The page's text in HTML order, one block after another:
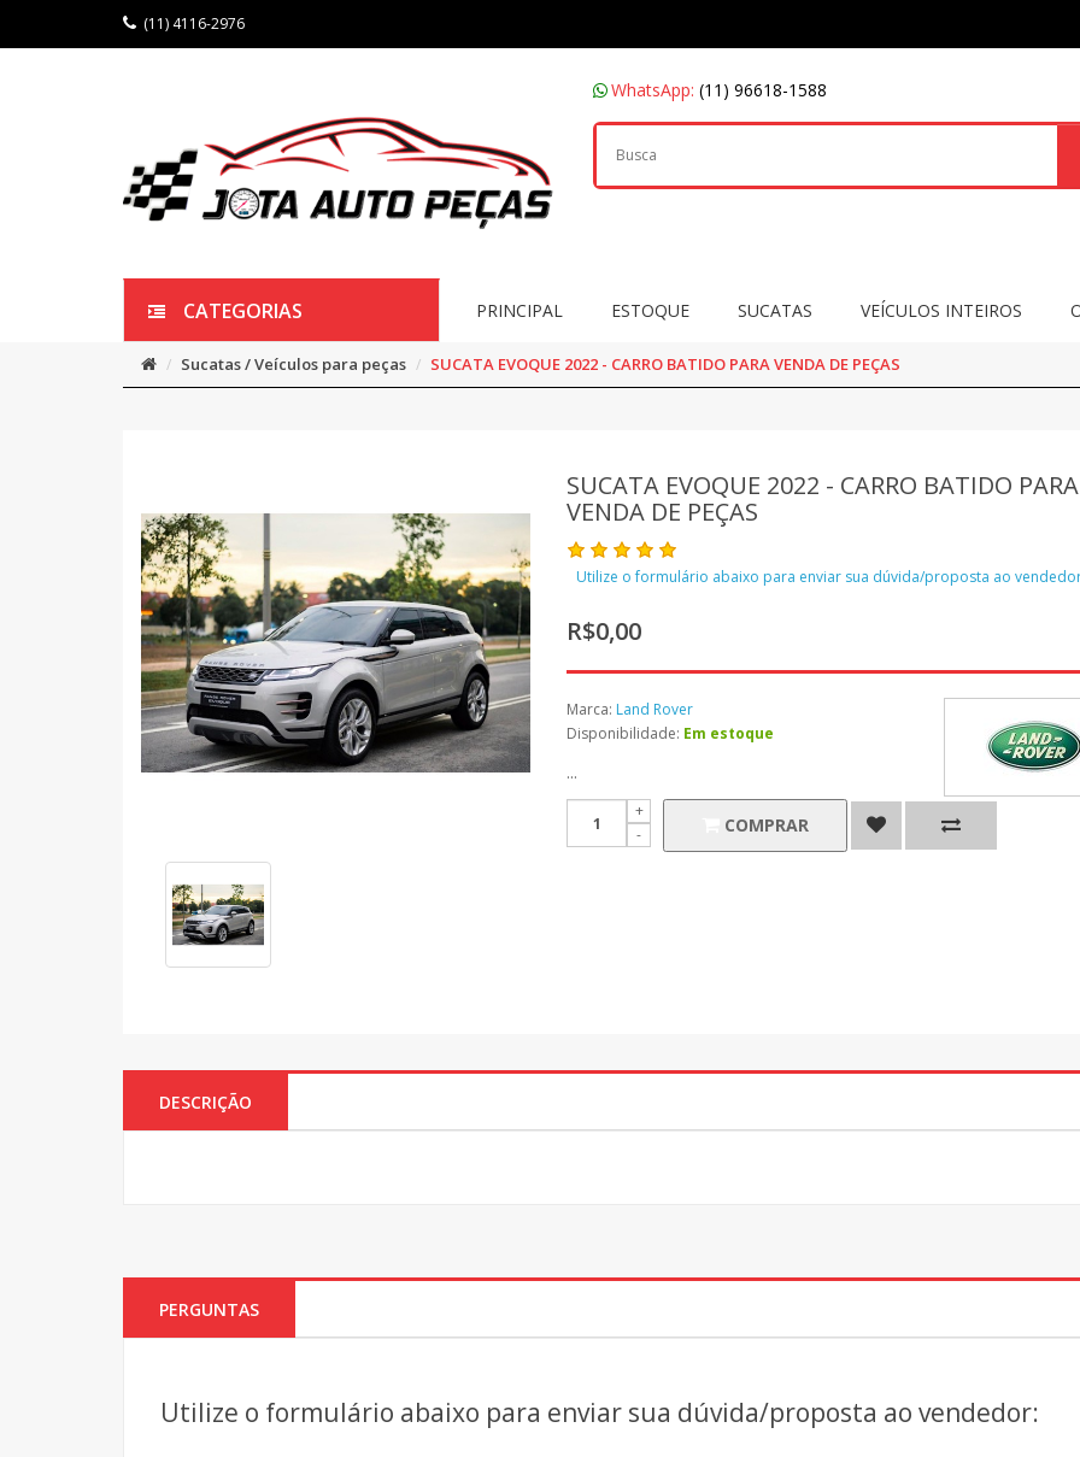
(11) 4116-2976
WhatsApp: (11) 96618-1588
CATEGORIAS PRINCIPAL ESTOQUE SUCATAS VEÍCULOS INTEIROS
Sucatas / Veículos para peças SUCATA EVOQUE 2022 - CARRO BATIDO PARA VENDA DE PEÇAS
SUCATA EVOQUE 2022 - CARRO BATIDO PARA
VENDA DE PEÇAS
Utilize o formulário abaixo para enviar sua dúvida/proposta ao
R$0,00
Marca: Land Rover
Disponibilidade: Em estoque
...
COMPRAR
DESCRIÇÃO
PERGUNTAS
Utilize o formulário abaixo para enviar sua dúvida/proposta ao vendedor: